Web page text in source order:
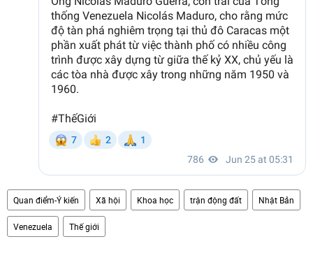
Quan điểm-Ý kiến Xã hội Khoa học trận động đất Nhật Bản
Venezuela Thế giới